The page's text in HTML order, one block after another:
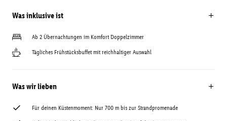
Was inklusive ist
Ab 2 Übernachtungen im Komfort Doppelzimmer
Tägliches Frühstücksbuffet mit reichhaltiger Auswahl
Was wir lieben
Für deinen Küstenmoment: Nur 700 m bis zur Strandpromenade